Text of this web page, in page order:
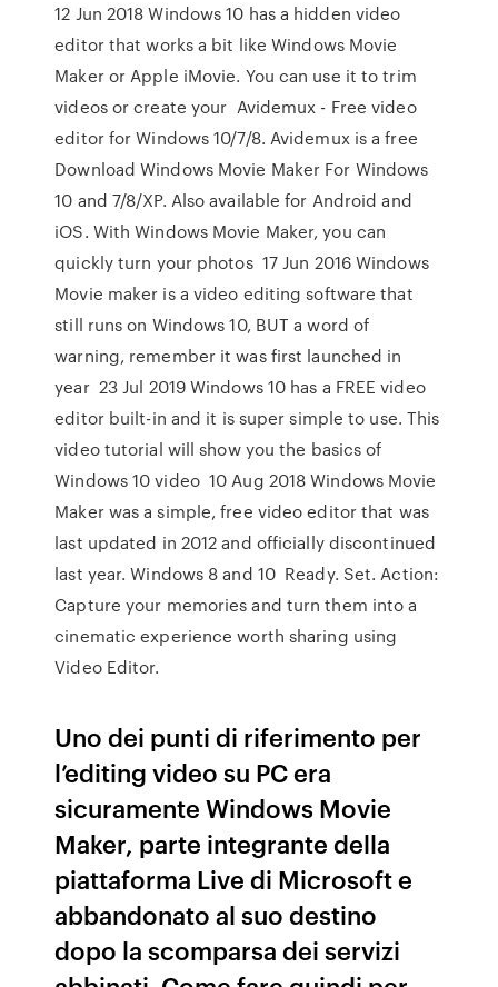
12 Jun 2018 Windows 10 has a hidden video
editor that works a bit like Windows Movie
Maker or Apple iMovie. You can use it to trim
videos or create your Avidemux - Free video
editor for Windows 10/7/8. Avidemux is a free
Download Windows Movie Maker For Windows
10 and 7/8/XP. Also available for Android and
iOS. With Windows Movie Maker, you can
quickly turn your photos 17 Jun 2016 Windows
Movie maker is a video editing software that
still runs on Windows 10, BUT a word of
warning, remember it was first launched in
year 23 Jul 2019 Windows 10 has a FREE video
editor built-in and it is super simple to use. This
video tutorial will show you the basics of
Windows 10 video 10 Aug 2018 Windows Movie
Maker was a simple, free video editor that was
last updated in 2012 and officially discontinued
last year. Windows 8 and 10 Ready. Set. Action:
Capture your memories and turn them into a
cinematic experience worth sharing using
Video Editor.
Uno dei punti di riferimento per
l’editing video su PC era
sicuramente Windows Movie
Maker, parte integrante della
piattaforma Live di Microsoft e
abbandonato al suo destino
dopo la scomparsa dei servizi